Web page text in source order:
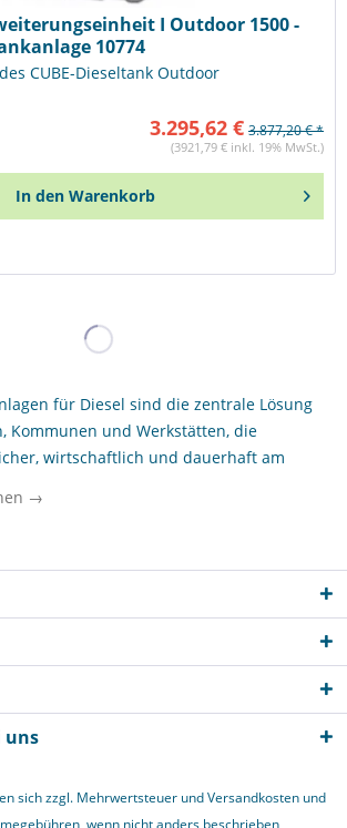
I Outdoor 1500 -
10774
CUBE-Dieseltank Outdoor
3.295,62 € 3.877,20 € *
(3921,79 € inkl. 19% MwSt.)
In den Warenkorb
für Diesel sind die zentrale Lösung
Kommunen und Werkstätten, die
wirtschaftlich und dauerhaft am
landwirtschaftliche Betriebe,
sowie Werkstätten mit eigenem
ist eine fest installierte
ein wichtiger Baustein für effiziente
Profishop finden
– von kompakten Lösungen für
Entscheidend sind dabei
→
uns
sich zzgl. Mehrwertsteuer undVersandkostenund
wenn nicht anders beschrieben